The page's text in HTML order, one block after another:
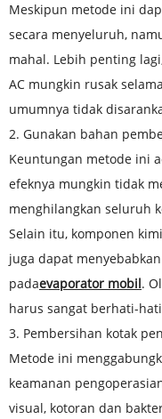
Meskipun metode ini
secara menyeluruh,
mahal. Lebih penting
AC mungkin rusak
umumnya tidak
2. Gunakan bahan
Keuntungan metode ini
efeknya mungkin tidak
menghilangkan seluruh
Selain itu, komponen
juga dapat
padaevaporator mobil.
harus sangat berhati-
3. Pembersihan kotak
Metode ini
keamanan
visual, kotoran dan